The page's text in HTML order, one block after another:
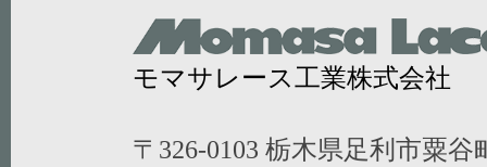
モマサレース工業株式会社
〒326-0103 栃木県足利市粟谷